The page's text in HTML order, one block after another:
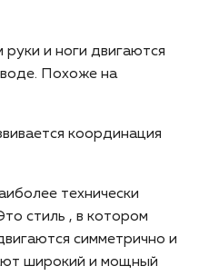
руки и ноги двигаются
Похоже на
координация
технически
стиль , в котором
симметрично и
широкий и мощный